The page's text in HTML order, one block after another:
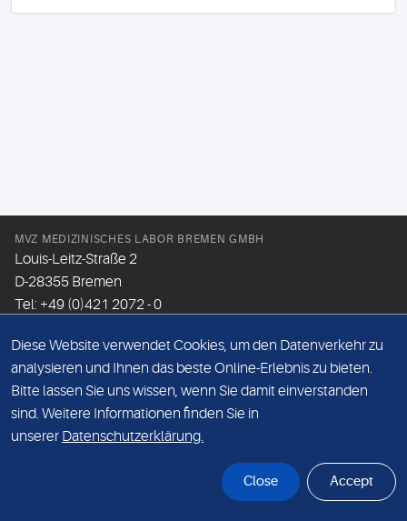
MVZ MEDIZINISCHES LABOR BREMEN GMBH
Louis-Leitz-Straße 2
D-28355 Bremen
Tel: +49 (0)421 2072 - 0
Email:info@mlhb.de
DATENSCHUTZ
IMPRESSUM
Diese Website verwendet Cookies, um den Datenverkehr zu
analysieren und Ihnen das beste Online-Erlebnis zu bieten.
Bitte lassen Sie uns wissen, wenn Sie damit einverstanden
sind. Weitere Informationen finden Sie in
unserer Datenschutzerklärung.
Close Accept